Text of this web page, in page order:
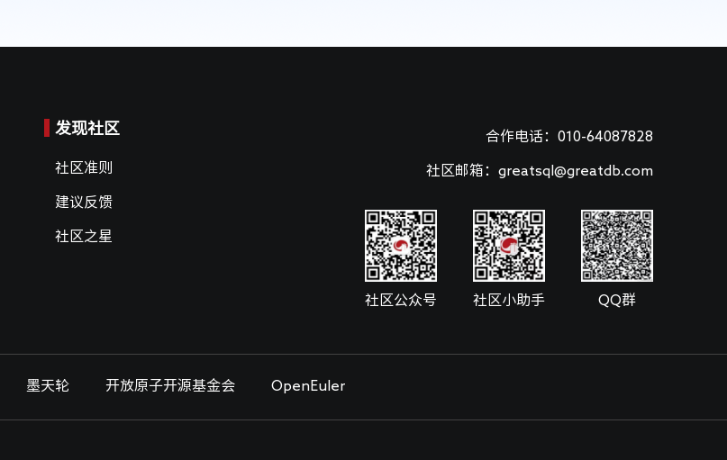
发现社区
社区准则
建议反馈
社区之星
合作电话：010-64087828
社区邮箱：greatsql@greatdb.com
社区公众号 社区小助手 QQ群
墨天轮 开放原子开源基金会 OpenEuler